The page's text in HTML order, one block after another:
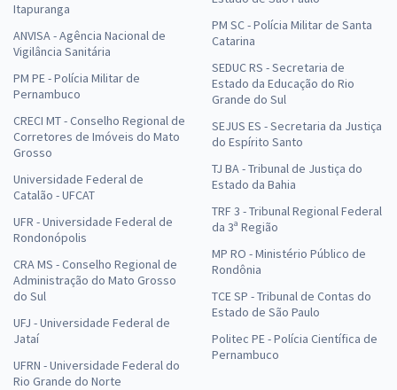
Itapuranga
ANVISA - Agência Nacional de
Vigilância Sanitária
PM PE - Polícia Militar de
Pernambuco
CRECI MT - Conselho Regional de
Corretores de Imóveis do Mato
Grosso
Universidade Federal de
Catalão - UFCAT
UFR - Universidade Federal de
Rondonópolis
CRA MS - Conselho Regional de
Administração do Mato Grosso
do Sul
UFJ - Universidade Federal de
Jataí
UFRN - Universidade Federal do
Rio Grande do Norte
PM SC - Polícia Militar de Santa
Catarina
SEDUC RS - Secretaria de
Estado da Educação do Rio
Grande do Sul
SEJUS ES - Secretaria da Justiça
do Espírito Santo
TJ BA - Tribunal de Justiça do
Estado da Bahia
TRF 3 - Tribunal Regional Federal
da 3ª Região
MP RO - Ministério Público de
Rondônia
TCE SP - Tribunal de Contas do
Estado de São Paulo
Politec PE - Polícia Científica de
Pernambuco